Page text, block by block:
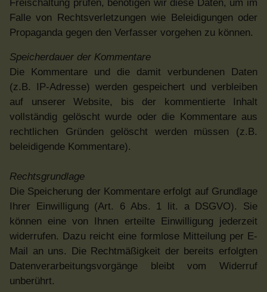
Freischaltung prüfen, benötigen wir diese Daten, um im
Falle von Rechtsverletzungen wie Beleidigungen oder
Propaganda gegen den Verfasser vorgehen zu können.
Speicherdauer der Kommentare
Die Kommentare und die damit verbundenen Daten
(z.B. IP-Adresse) werden gespeichert und verbleiben
auf unserer Website, bis der kommentierte Inhalt
vollständig gelöscht wurde oder die Kommentare aus
rechtlichen Gründen gelöscht werden müssen (z.B.
beleidigende Kommentare).
Rechtsgrundlage
Die Speicherung der Kommentare erfolgt auf Grundlage
Ihrer Einwilligung (Art. 6 Abs. 1 lit. a DSGVO). Sie
können eine von Ihnen erteilte Einwilligung jederzeit
widerrufen. Dazu reicht eine formlose Mitteilung per E-
Mail an uns. Die Rechtmäßigkeit der bereits erfolgten
Datenverarbeitungsvorgänge bleibt vom Widerruf
unberührt.